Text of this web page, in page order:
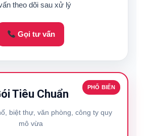
theo dõi sau xử lý
Gọi tư vấn
PHỔ BIẾN
Tiêu Chuẩn
biệt thự, văn phòng, công ty quy
mô vừa